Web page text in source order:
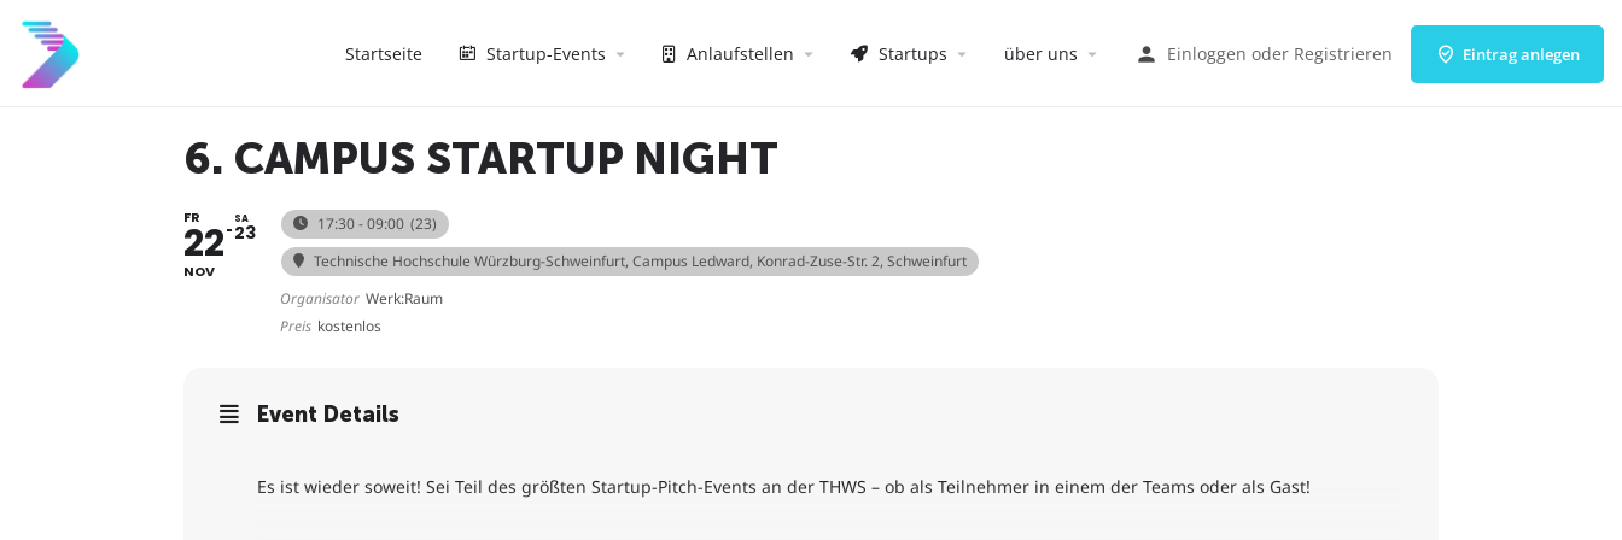
Startseite Startup-Events Anlaufstellen Startups über uns Einloggen oder Registrieren Eintrag anlegen
6. CAMPUS STARTUP NIGHT
FR
22
NOV
SA
23 17:30 - 09:00 (23)
Technische Hochschule Würzburg-Schweinfurt, Campus Ledward, Konrad-Zuse-Str. 2, Schweinfurt
Organisator Werk:Raum
Preis kostenlos
Event Details
Es ist wieder soweit! Sei Teil des größten Startup-Pitch-Events an der THWS – ob als Teilnehmer in einem der Teams oder als Gast!